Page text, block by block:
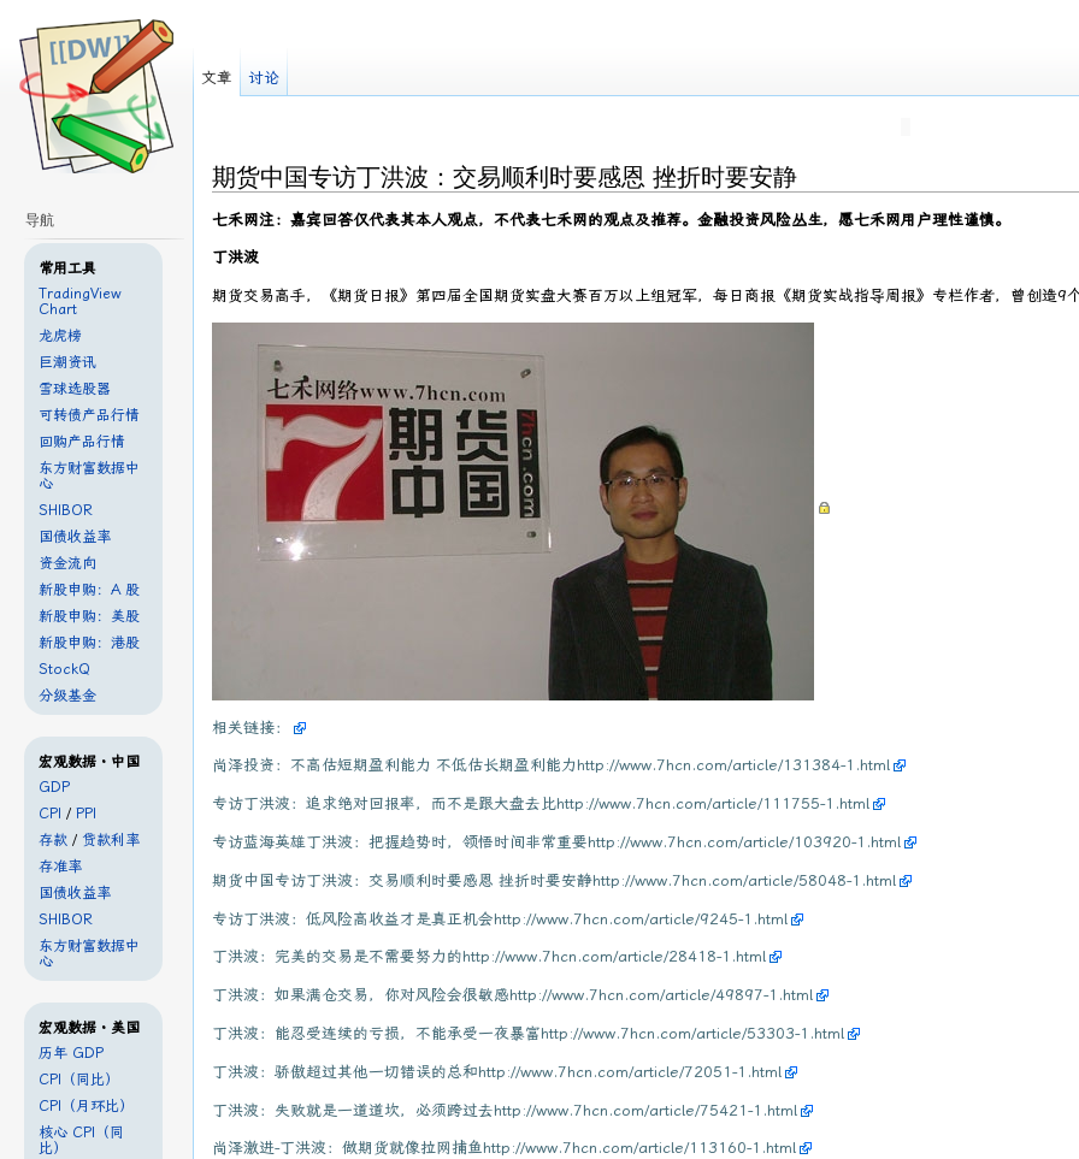
期货中国专访丁洪波：交易顺利时要感恩 挫折时要安静
七禾网注：嘉宾回答仅代表其本人观点，不代表七禾网的观点及推荐。金融投资风险丛生，愿七禾网用户理性谨慎。
丁洪波
期货交易高手，《期货日报》第四届全国期货实盘大赛百万以上组冠军，每日商报《期货实战指导周报》专栏作者，曾创造9
相关链接：
尚泽投资：不高估短期盈利能力 不低估长期盈利能力http://www.7hcn.com/article/131384-1.html
专访丁洪波：追求绝对回报率，而不是跟大盘去比http://www.7hcn.com/article/111755-1.html
专访蓝海英雄丁洪波：把握趋势时，领悟时间非常重要http://www.7hcn.com/article/103920-1.html
期货中国专访丁洪波：交易顺利时要感恩 挫折时要安静http://www.7hcn.com/article/58048-1.html
专访丁洪波：低风险高收益才是真正机会http://www.7hcn.com/article/9245-1.html
丁洪波：完美的交易是不需要努力的http://www.7hcn.com/article/28418-1.html
丁洪波：如果满仓交易，你对风险会很敏感http://www.7hcn.com/article/49897-1.html
丁洪波：能忍受连续的亏损，不能承受一夜暴富http://www.7hcn.com/article/53303-1.html
丁洪波：骄傲超过其他一切错误的总和http://www.7hcn.com/article/72051-1.html
丁洪波：失败就是一道道坎，必须跨过去http://www.7hcn.com/article/75421-1.html
尚泽激进-丁洪波：做期货就像拉网捕鱼http://www.7hcn.com/article/113160-1.html
文章 讨论
导航
常用工具
TradingView
Chart
龙虎榜
巨潮资讯
雪球选股器
可转债产品行情
回购产品行情
东方财富数据中
心
SHIBOR
国债收益率
资金流向
新股申购：A 股
新股申购：美股
新股申购：港股
StockQ
分级基金
宏观数据・中国
GDP
CPI / PPI
存款 / 贷款利率
存准率
国债收益率
SHIBOR
东方财富数据中
心
宏观数据・美国
历年 GDP
CPI（同比）
CPI（月环比）
核心 CPI（同
比）